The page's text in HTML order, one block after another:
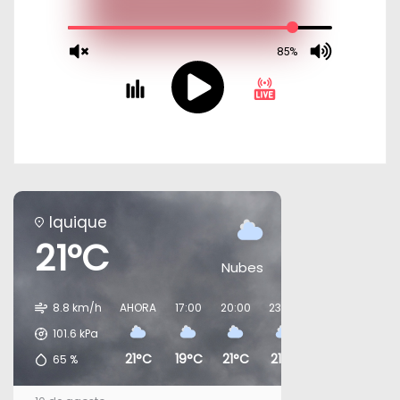
Iquique
21°C Nubes
8.8 km/h
101.6 kPa
65 %
AHORA
21°C
17:00
19°C
20:00
21°C
23:00
21°C